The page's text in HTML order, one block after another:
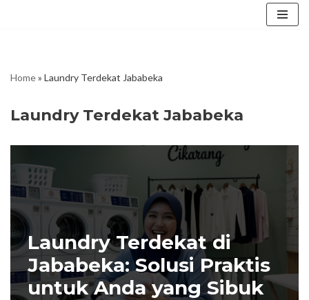
Home» Laundry Terdekat Jababeka
Laundry Terdekat Jababeka
Laundry Terdekat di
Jababeka: Solusi Praktis
untuk Anda yang Sibuk